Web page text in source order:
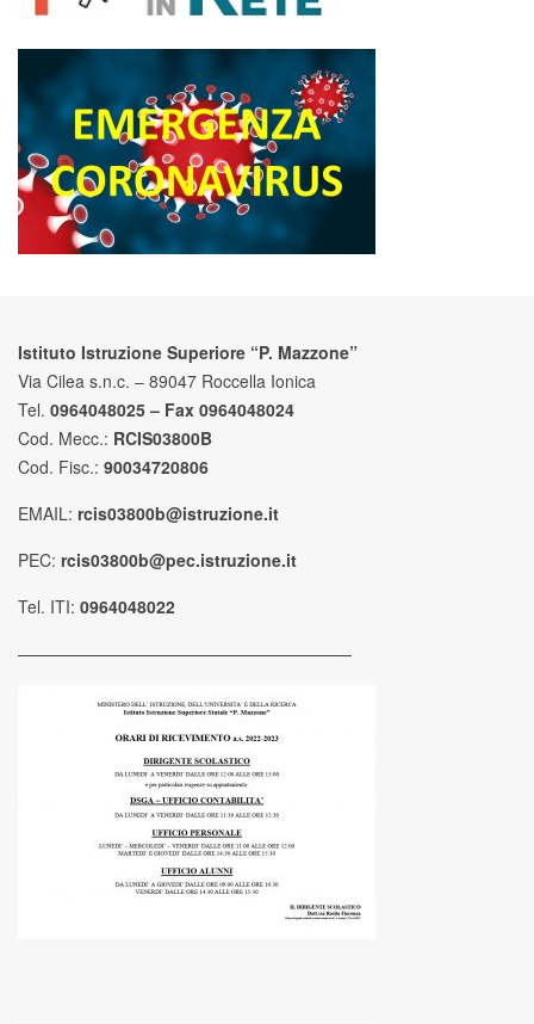
Istituto Istruzione Superiore “P. Mazzone”
Via Cilea s.n.c. – 89047 Roccella Ionica
Tel. 0964048025 – Fax 0964048024
Cod. Mecc.: RCIS03800B
Cod. Fisc.: 90034720806
EMAIL: rcis03800b@istruzione.it
PEC: rcis03800b@pec.istruzione.it
Tel. ITI: 0964048022
————————————————————